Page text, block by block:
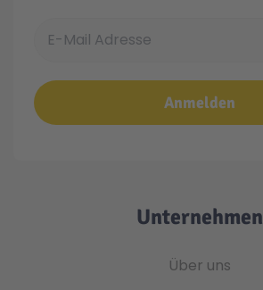
Anmelden
Unternehmen
Über uns